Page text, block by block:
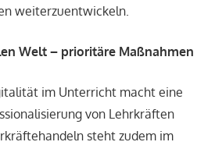
weiterzuentwickeln.
Welt – prioritäre Maßnahmen
im Unterricht macht eine
von Lehrkräften
steht zudem im